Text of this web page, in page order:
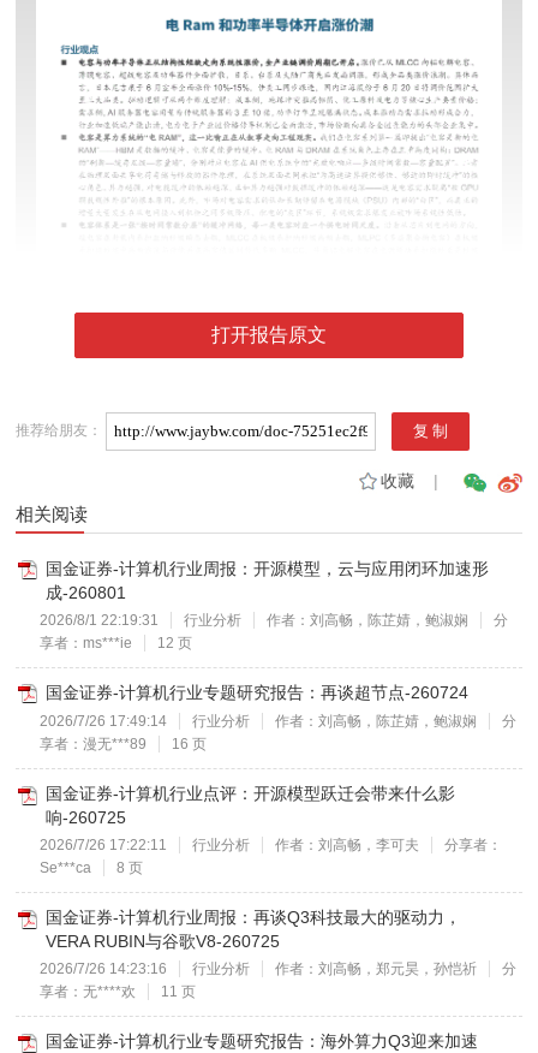
打开报告原文
推荐给朋友：
收藏|
相关阅读
国金证券-计算机行业周报：开源模型，云与应用闭环加速形
成-260801
2026/8/1 22:19:31 行业分析 作者：刘高畅，陈芷婧，鲍淑娴
分
享者：ms***ie
12 页
国金证券-计算机行业专题研究报告：再谈超节点-260724
2026/7/26 17:49:14 行业分析 作者：刘高畅，陈芷婧，鲍淑娴
分
享者：漫无***89
16 页
国金证券-计算机行业点评：开源模型跃迁会带来什么影
响-260725
2026/7/26 17:22:11 行业分析 作者：刘高畅，李可夫
分享者：
Se***ca
8 页
国金证券-计算机行业周报：再谈Q3科技最大的驱动力，
VERA RUBIN与谷歌V8-260725
2026/7/26 14:23:16 行业分析 作者：刘高畅，郑元昊，孙恺祈
分
享者：无****欢
11 页
国金证券-计算机行业专题研究报告：海外算力Q3迎来加速